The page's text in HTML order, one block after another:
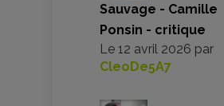
Sauvage - Camille
Ponsin - critique
Le 12 avril 2026 par
CleoDe5A7